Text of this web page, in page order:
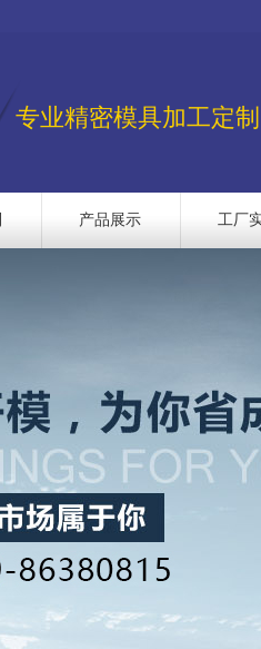
专业精密模具加工定制
产品展示 工厂